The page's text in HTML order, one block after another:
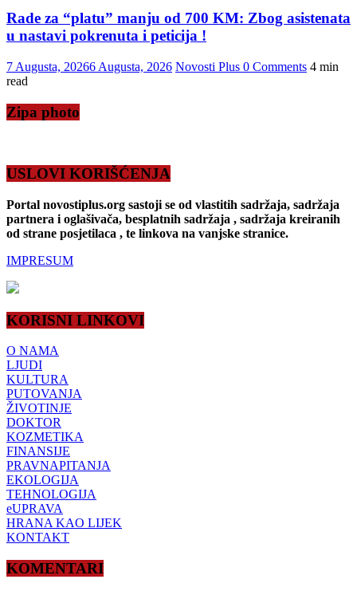
Rade za “platu” manju od 700 KM: Zbog asistenata
u nastavi pokrenuta i peticija !
7 Augusta, 20266 Augusta, 2026 Novosti Plus 0 Comments 4 min
read
Zipa photo
USLOVI KORIŠĆENJA
Portal novostiplus.org sastoji se od vlastitih sadržaja, sadržaja
partnera i oglašivača, besplatnih sadržaja , sadržaja kreiranih
od strane posjetilaca , te linkova na vanjske stranice.
IMPRESUM
KORISNI LINKOVI
O NAMA
LJUDI
KULTURA
PUTOVANJA
ŽIVOTINJE
DOKTOR
KOZMETIKA
FINANSIJE
PRAVNAPITANJA
EKOLOGIJA
TEHNOLOGIJA
eUPRAVA
HRANA KAO LIJEK
KONTAKT
KOMENTARI